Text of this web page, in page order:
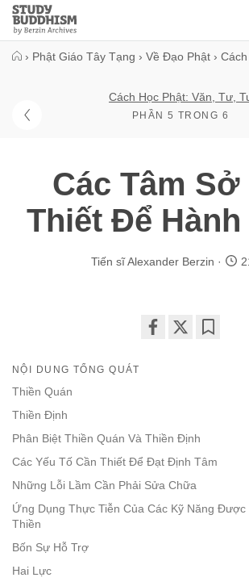
Close
Study
Buddhism
› Phật Giáo Tây Tạng › Về Đạo Phật ›
Cách Học Phật: Văn, Tư,
PHẦN 5 TRONG 6
Các Tâm Sở
Thiết Để Hành
Tiến sĩ Alexander Berzin
NỘI DUNG TỔNG QUÁT
Thiền Quán
Thiền Định
Phân Biệt Thiền Quán Và Thiền Định
Các Yếu Tố Cần Thiết Để Đạt Định Tâm
Những Lỗi Lầm Cần Phải Sửa Chữa
Ứng Dụng Thực Tiễn Của Các Kỹ Năng Được
Thiền
Bốn Sự Hỗ Trợ
Hai Lực